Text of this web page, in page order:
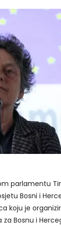
parlamentu
Bosni i
koju je
Bosnu i